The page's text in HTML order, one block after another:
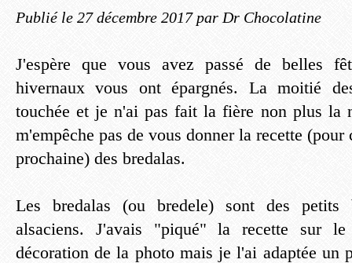
Publié le 27 décembre 2017 par Dr Chocolatine
J'espère que vous avez passé de belles
hivernaux vous ont épargnés. La moitié
touchée et je n'ai pas fait la fière non plus la
m'empêche pas de vous donner la recette (pour
prochaine) des bredalas.
Les bredalas (ou bredele) sont des petits
alsaciens. J'avais "piqué" la recette sur
décoration de la photo mais je l'ai adaptée un